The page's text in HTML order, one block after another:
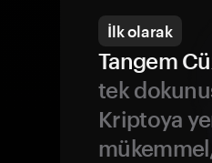
İlk olarak
Tangem
tek
Kriptoya